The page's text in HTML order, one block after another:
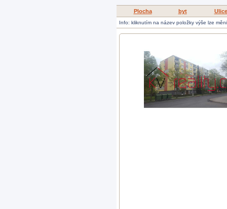
Plocha byt Ulice
Info: kliknutím na název položky výše lze